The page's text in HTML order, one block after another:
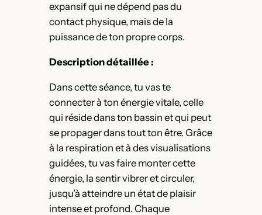
expansif qui ne dépend pas du
contact physique, mais de la
puissance de ton propre corps.
Description détaillée :
Dans cette séance, tu vas te
connecter à ton énergie vitale, celle
qui réside dans ton bassin et qui peut
se propager dans tout ton être. Grâce
à la respiration et à des visualisations
guidées, tu vas faire monter cette
énergie, la sentir vibrer et circuler,
jusqu’à atteindre un état de plaisir
intense et profond. Chaque